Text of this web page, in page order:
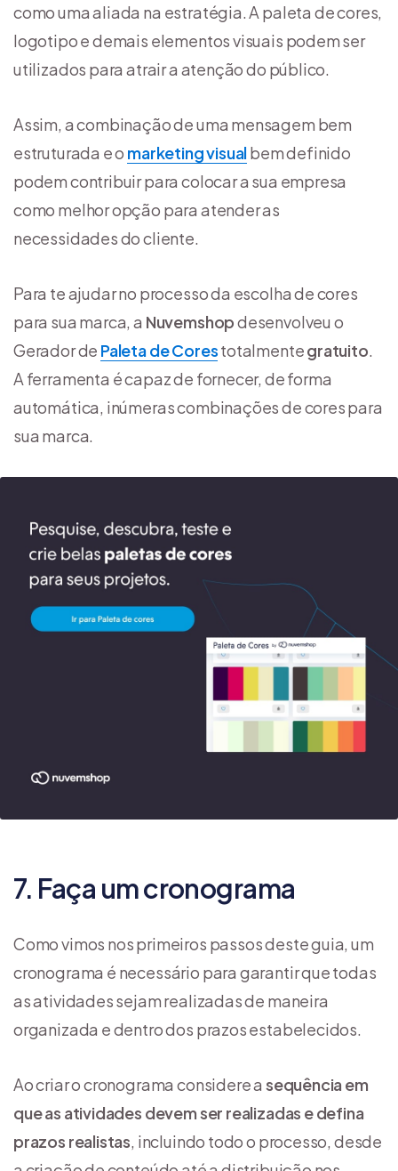
como uma aliada na estratégia. A paleta de cores,
logotipo e demais elementos visuais podem ser
utilizados para atrair a atenção do público.
Assim, a combinação de uma mensagem bem
estruturada e o marketing visualbem definido
podem contribuir para colocar a sua empresa
como melhor opção para atender as
necessidades do cliente.
Para te ajudar no processo da escolha de cores
para sua marca, a Nuvemshopdesenvolveu o
Gerador de Paleta de Corestotalmentegratuito.
A ferramenta é capaz de fornecer, de forma
automática, inúmeras combinações de cores para
sua marca.
7. Faça um cronograma
Como vimos nos primeiros passos deste guia, um
cronograma é necessário para garantir que todas
as atividades sejam realizadas de maneira
organizada e dentro dos prazos estabelecidos.
Ao criar o cronograma considere a sequência em
que as atividades devem ser realizadas e defina
prazos realistas, incluindo todo o processo, desde